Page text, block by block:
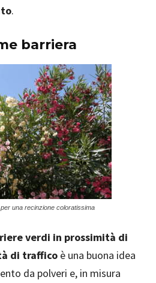
.
barriera
una recinzione coloratissima
verdi in prossimità di
di traffico è una buona idea
da polveri e, in misura